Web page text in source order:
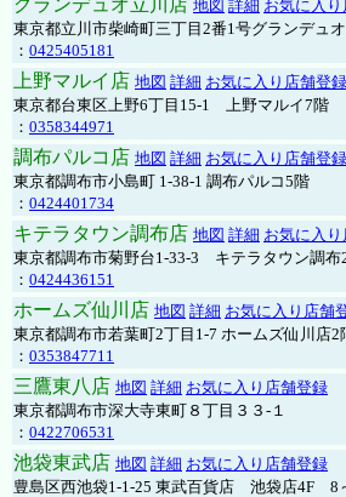
グランデュオ立川店 地図 詳細 お気に入
東京都立川市柴崎町三丁目2番1号グランデュ
： 0425405181
上野マルイ店 地図 詳細 お気に入り店舗登録
東京都台東区上野6丁目15-1 上野マルイ7階
： 0358344971
調布パルコ店 地図 詳細 お気に入り店舗登録
東京都調布市小島町 1-38-1 調布パルコ5階
： 0424401734
キテラタウン調布店 地図 詳細 お気に入
東京都調布市菊野台1-33-3 キテラタウン調布
： 0424436151
ホームズ仙川店 地図 詳細 お気に入り店舗
東京都調布市若葉町2丁目1-7 ホームズ仙川店2
： 0353847711
三鷹東八店 地図 詳細 お気に入り店舗登録
東京都調布市深大寺東町８丁目３３-１
： 0422706531
池袋東武店 地図 詳細 お気に入り店舗登録
豊島区西池袋1-1-25 東武百貨店 池袋店4F 8